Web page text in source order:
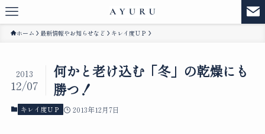
ホーム 最新情報やお知らせなど キレイ度ＵＰ
何かと老け込む「冬」の乾燥にも
勝つ！
2013
12/07
キレイ度ＵＰ 2013年12月7日